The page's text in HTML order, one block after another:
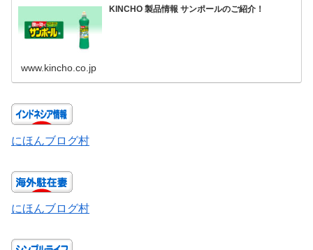
KINCHO 製品情報 サンポールのご紹介！
www.kincho.co.jp
にほんブログ村
にほんブログ村